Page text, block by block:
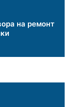
на ремонт